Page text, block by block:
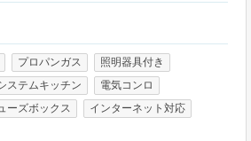
プロパンガス
照明器具付き
ステムキッチン
電気コンロ
ーズボックス
インターネット対応